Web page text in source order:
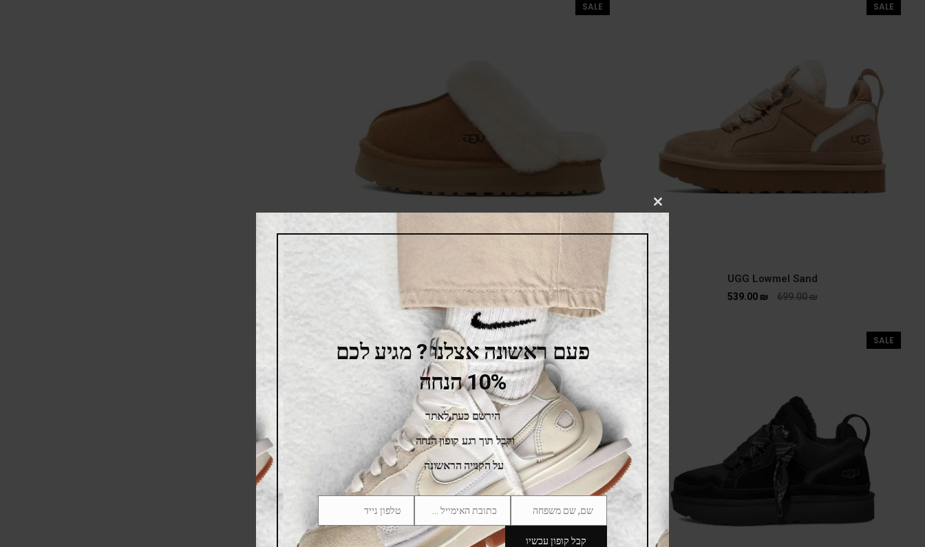
SALE
UGG Lowmel Sand
699.00₪
539.00 ₪
SALE
UGG Disquette Slipper Chestnut
519.00₪
419.00 ₪
SALE
CLOSE
MODULE
פעם ראשונה אצלנו ? מגיע לכם
10% הנחה
הירשם כעת לאתר
וקבל תוך רגע קופון הנחה
על הקנייה הראשונה
Name
שם, שם משפחה Email
Phone
Number
טלפון נייד
קבל קופון עכשיו